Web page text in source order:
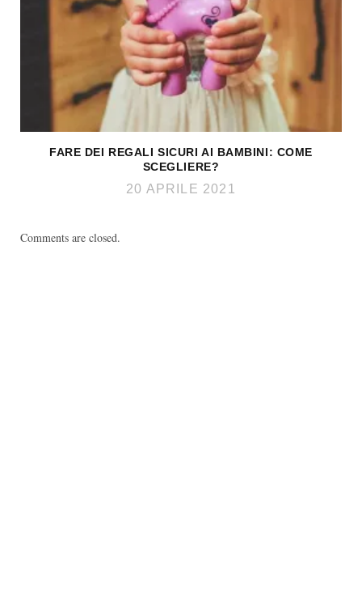
FARE DEI REGALI SICURI AI BAMBINI: COME
SCEGLIERE?
20 APRILE 2021
Comments are closed.